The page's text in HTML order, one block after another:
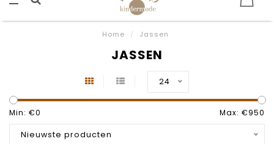
Home / Jassen
JASSEN
24
Min: €0 Max: €950
Nieuwste producten